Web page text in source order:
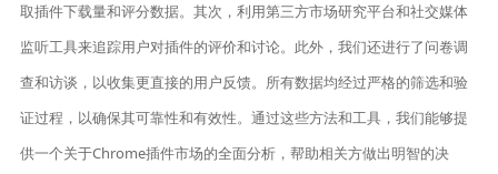
取插件下载量和评分数据。其次，利用第三方市场研究平台和社交媒体
监听工具来追踪用户对插件的评价和讨论。此外，我们还进行了问卷调
查和访谈，以收集更直接的用户反馈。所有数据均经过严格的筛选和验
证过程，以确保其可靠性和有效性。通过这些方法和工具，我们能够提
供一个关于Chrome插件市场的全面分析，帮助相关方做出明智的决